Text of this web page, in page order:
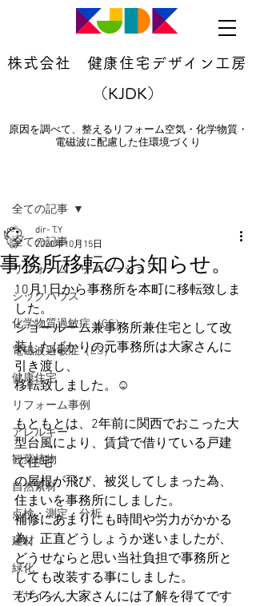
株式会社 健康住宅デザイン工房
（KJDK）
原因を調べて、整えるリフォーム空気・化学物質・
電磁波に配慮した住環境づくり
全ての記事
リフォーム・リノベーション
シックハウス
化学物質過敏症（CS）
電磁波過敏症（ES）
健康住宅
リフォーム事例
アレルギー
観葉植物
自然素材
点検・測定・分析
建材
緑化
デザイン
全ての記事
事務所移転のお知らせ。
dir- T.Y
2020年10月15日
10月1日から事務所を本町に移転致しま
した。
ショールーム兼事務所兼住宅として改
装したばかりの元事務所は大家さんに
引き渡し、
移転致しました。☺
もともとは、2年前に関西でおこった大
型台風により、賃貸で借りている戸建
て住宅
の屋根が飛び、被災してしまった為、
住まいを事務所にしました。
補修にあまりにも時間や労力がかかる
為、正直どうしょうか迷いましたが、
どうせならと思い当社負担で事務所と
しても改装する事にしました。
もちろん大家さんには了解を得てです